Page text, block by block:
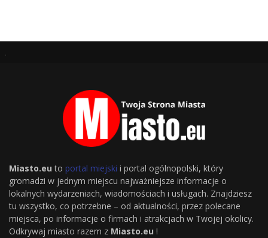
Miasto.eu to portal miejski i portal ogólnopolski, który
gromadzi w jednym miejscu najważniejsze informacje o
lokalnych wydarzeniach, wiadomościach i usługach. Znajdziesz
tu wszystko, co potrzebne – od aktualności, przez polecane
miejsca, po informacje o firmach i atrakcjach w Twojej okolicy.
Odkrywaj miasto razem z Miasto.eu !